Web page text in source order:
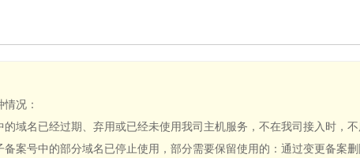
况：
域名已经过期、弃用或已经未使用我司主机服务，不在我司接入时，不
案号中的部分域名已停止使用，部分需要保留使用的：通过变更备案